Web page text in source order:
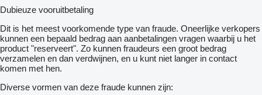
Dubieuze vooruitbetaling
Dit is het meest voorkomende type van fraude. Oneerlijke verkopers
kunnen een bepaald bedrag aan aanbetalingen vragen waarbij u het
product "reserveert". Zo kunnen fraudeurs een groot bedrag
verzamelen en dan verdwijnen, en u kunt niet langer in contact
komen met hen.
Diverse vormen van deze fraude kunnen zijn: